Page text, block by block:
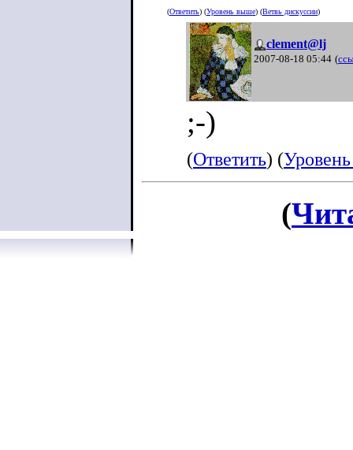
(Ответить) (Уровень выше) (Ветвь дискуссии)
clement@lj
2007-08-18 05:44 (
;-)
(Ответить) (
(